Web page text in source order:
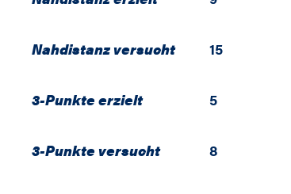
Nahdistanz versucht 15
3-Punkte erzielt 5
3-Punkte versucht 8